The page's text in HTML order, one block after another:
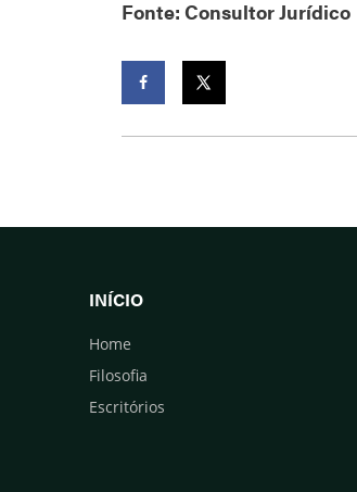
Fonte: Consultor Jurídico
INÍCIO
Home
Filosofia
Escritórios